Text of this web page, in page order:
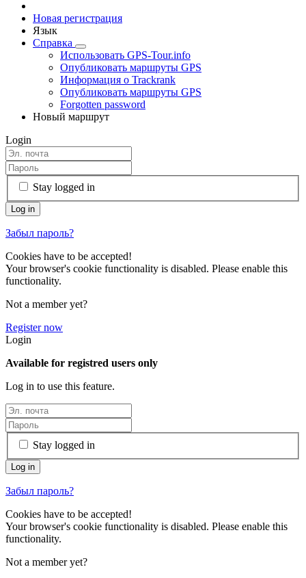
Новая регистрация
Язык
Справка
Использовать GPS-Tour.info
Опубликовать маршруты GPS
Информация о Trackrank
Опубликовать маршруты GPS
Forgotten password
Новый маршрут
Login
Stay logged in
Забыл пароль?
Cookies have to be accepted!
Your browser's cookie functionality is disabled. Please enable this
functionality.
Not a member yet?
Register now
Login
Available for registred users only
Log in to use this feature.
Stay logged in
Забыл пароль?
Cookies have to be accepted!
Your browser's cookie functionality is disabled. Please enable this
functionality.
Not a member yet?